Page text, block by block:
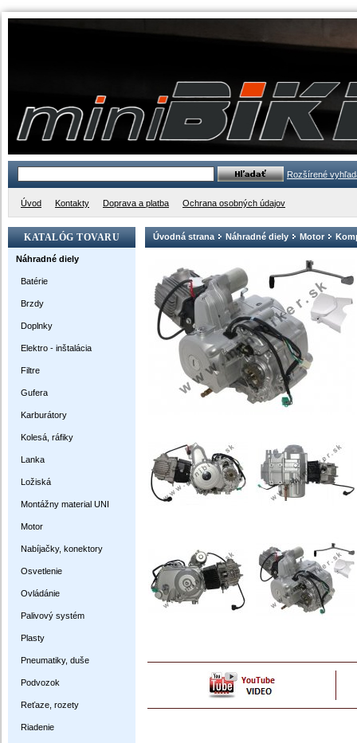
Rozšírené
Úvod Kontakty Doprava a platba Ochrana osobných údajov
KATALÓG TOVARU
Náhradné diely
Batérie
Brzdy
Doplnky
Elektro - inštalácia
Filtre
Gufera
Karburátory
Kolesá, ráfiky
Lanka
Ložiská
Montážny material UNI
Motor
Nabíjačky, konektory
Osvetlenie
Ovládánie
Palivový systém
Plasty
Pneumatiky, duše
Podvozok
Reťaze, rozety
Riadenie
Úvodná strana Náhradné diely Motor